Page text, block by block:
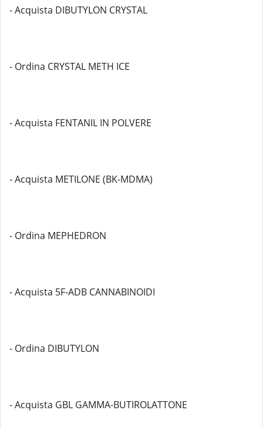
- Acquista DIBUTYLON CRYSTAL
- Ordina CRYSTAL METH ICE
- Acquista FENTANIL IN POLVERE
- Acquista METILONE (BK-MDMA)
- Ordina MEPHEDRON
- Acquista 5F-ADB CANNABINOIDI
- Ordina DIBUTYLON
- Acquista GBL GAMMA-BUTIROLATTONE